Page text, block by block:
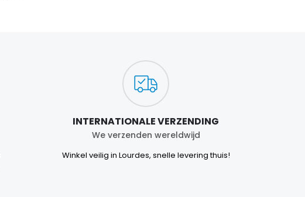
INTERNATIONALE VERZENDING
We verzenden wereldwijd
Winkel veilig in Lourdes, snelle levering thuis!